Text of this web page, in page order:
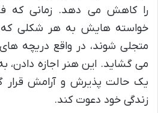
را کاهش می دهد. زمانی که
خواسته هایش به هر شکلی که
متجلی شوند، در واقع دریچه
می گشاید. این هنر اجازه دادن،
یک حالت پذیرش و آرامش قرار
زندگی خود دعوت کند.